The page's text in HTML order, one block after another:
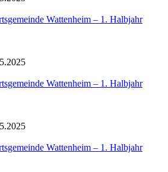
Wattenheim – 1. Halbjahr
Wattenheim – 1. Halbjahr
Wattenheim – 1. Halbjahr